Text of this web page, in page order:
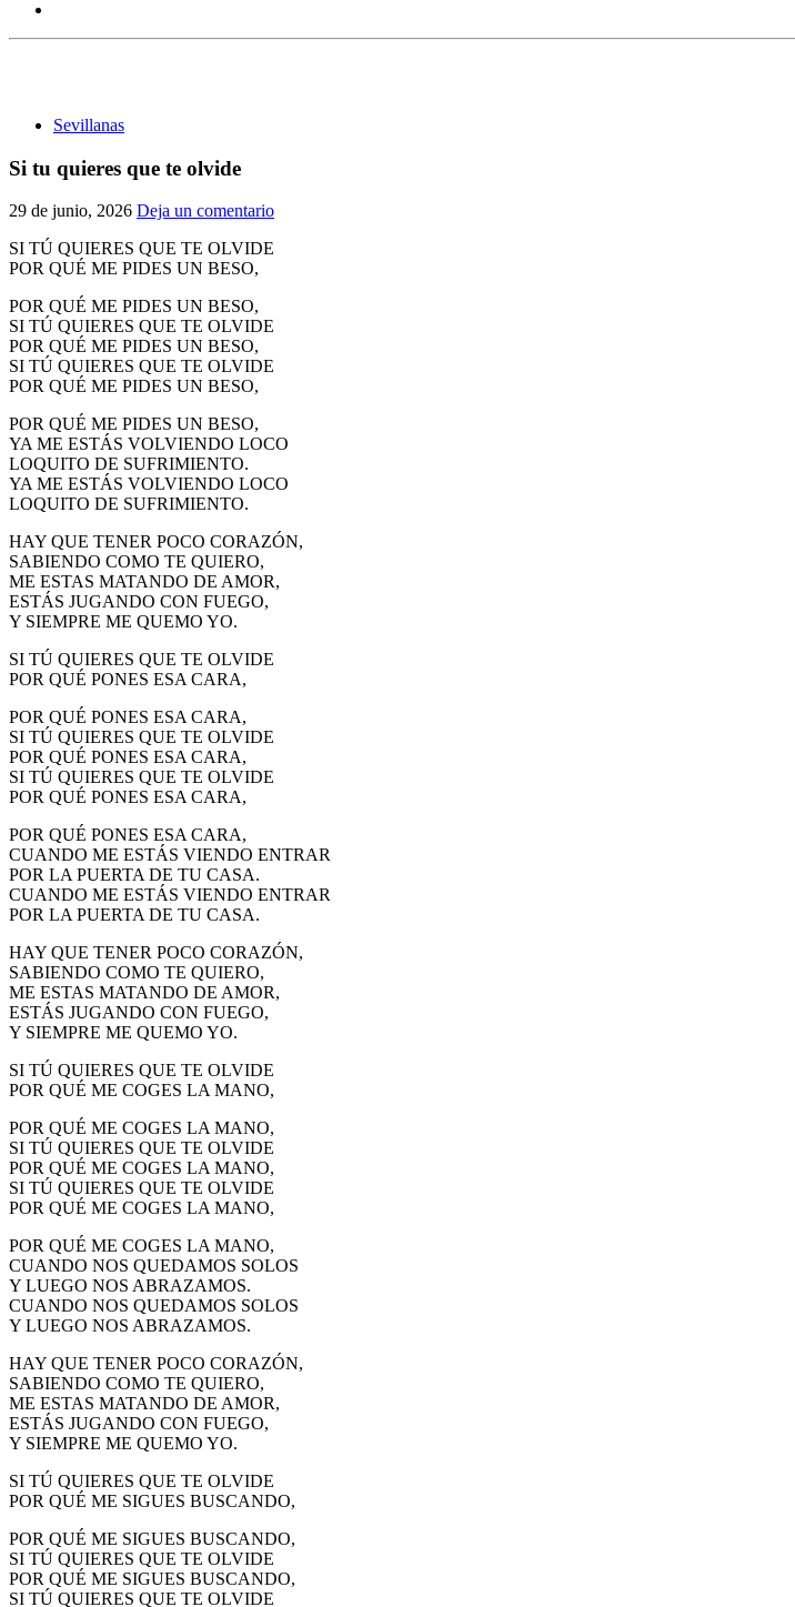
Sevillanas
Si tu quieres que te olvide
29 de junio, 2026 Deja un comentario
SI TÚ QUIERES QUE TE OLVIDE
POR QUÉ ME PIDES UN BESO,
POR QUÉ ME PIDES UN BESO,
SI TÚ QUIERES QUE TE OLVIDE
POR QUÉ ME PIDES UN BESO,
SI TÚ QUIERES QUE TE OLVIDE
POR QUÉ ME PIDES UN BESO,
POR QUÉ ME PIDES UN BESO,
YA ME ESTÁS VOLVIENDO LOCO
LOQUITO DE SUFRIMIENTO.
YA ME ESTÁS VOLVIENDO LOCO
LOQUITO DE SUFRIMIENTO.
HAY QUE TENER POCO CORAZÓN,
SABIENDO COMO TE QUIERO,
ME ESTAS MATANDO DE AMOR,
ESTÁS JUGANDO CON FUEGO,
Y SIEMPRE ME QUEMO YO.
SI TÚ QUIERES QUE TE OLVIDE
POR QUÉ PONES ESA CARA,
POR QUÉ PONES ESA CARA,
SI TÚ QUIERES QUE TE OLVIDE
POR QUÉ PONES ESA CARA,
SI TÚ QUIERES QUE TE OLVIDE
POR QUÉ PONES ESA CARA,
POR QUÉ PONES ESA CARA,
CUANDO ME ESTÁS VIENDO ENTRAR
POR LA PUERTA DE TU CASA.
CUANDO ME ESTÁS VIENDO ENTRAR
POR LA PUERTA DE TU CASA.
HAY QUE TENER POCO CORAZÓN,
SABIENDO COMO TE QUIERO,
ME ESTAS MATANDO DE AMOR,
ESTÁS JUGANDO CON FUEGO,
Y SIEMPRE ME QUEMO YO.
SI TÚ QUIERES QUE TE OLVIDE
POR QUÉ ME COGES LA MANO,
POR QUÉ ME COGES LA MANO,
SI TÚ QUIERES QUE TE OLVIDE
POR QUÉ ME COGES LA MANO,
SI TÚ QUIERES QUE TE OLVIDE
POR QUÉ ME COGES LA MANO,
POR QUÉ ME COGES LA MANO,
CUANDO NOS QUEDAMOS SOLOS
Y LUEGO NOS ABRAZAMOS.
CUANDO NOS QUEDAMOS SOLOS
Y LUEGO NOS ABRAZAMOS.
HAY QUE TENER POCO CORAZÓN,
SABIENDO COMO TE QUIERO,
ME ESTAS MATANDO DE AMOR,
ESTÁS JUGANDO CON FUEGO,
Y SIEMPRE ME QUEMO YO.
SI TÚ QUIERES QUE TE OLVIDE
POR QUÉ ME SIGUES BUSCANDO,
POR QUÉ ME SIGUES BUSCANDO,
SI TÚ QUIERES QUE TE OLVIDE
POR QUÉ ME SIGUES BUSCANDO,
SI TÚ QUIERES QUE TE OLVIDE